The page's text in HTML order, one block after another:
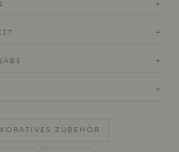
+
+
+
+
ZUBEHÖR